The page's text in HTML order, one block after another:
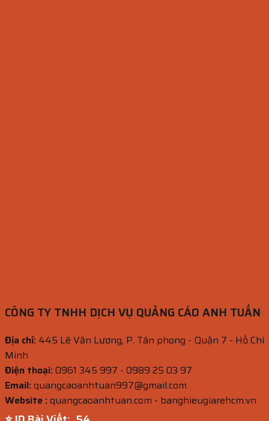
CÔNG TY TNHH DỊCH VỤ QUẢNG CÁO ANH TUẤN
Địa chỉ: 445 Lê Văn Lương, P. Tân phong - Quận 7 - Hồ Chí
Minh
Điện thoại:0961 345 997 - 0989 25 03 97
Email:quangcaoanhtuan997@gmail.com
Website :quangcaoanhtuan.com - banghieugiarehcm.vn